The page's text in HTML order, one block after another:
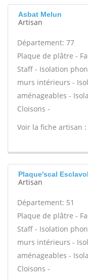
Asbat Melun
Artisan
Département: 77
Plaque de plâtre -
Staff - Isolation
murs intérieurs -
aménageables -
Cloisons -
Voir la fiche artisan :
Plaque'scal
Artisan
Département: 51
Plaque de plâtre -
Staff - Isolation
murs intérieurs -
aménageables -
Cloisons -